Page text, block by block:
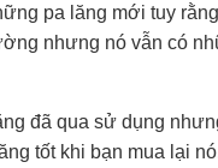
pa lăng mới tuy
nhưng nó vẫn có
đã qua sử dụng
tốt khi bạn mua lại